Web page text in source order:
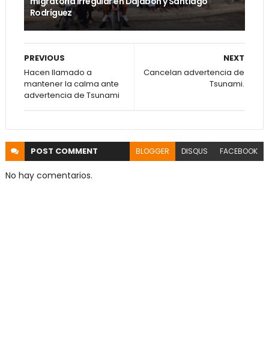
Rodríguez
NEXT
Cancelan advertencia de
Tsunami.
PREVIOUS
Hacen llamado a
mantener la calma ante
advertencia de Tsunami
POST COMMENT BLOGGER DISQUS FACEBOOK
No hay comentarios.